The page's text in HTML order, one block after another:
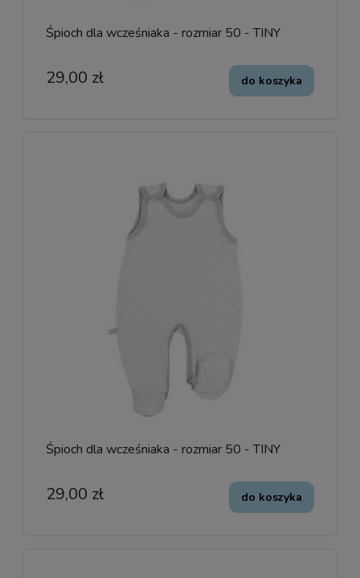
Śpioch dla wcześniaka - rozmiar 50 - TINY
29,00 zł do koszyka
Śpioch dla wcześniaka - rozmiar 50 - TINY
29,00 zł do koszyka